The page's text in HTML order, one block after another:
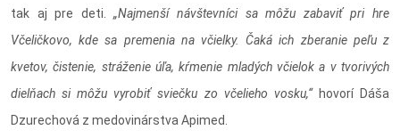
tak aj pre deti.
„Najmenší návštevníci sa môžu zabaviť pri hre
Včeličkovo, kde sa premenia na včielky. Čaká ich zberanie peľu z
kvetov, čistenie, stráženie úľa, kŕmenie mladých včielok a v tvorivých
dielňach si môžu vyrobiť sviečku zo včelieho vosku,“hovorí Dáša
Dzurechová z medovinárstva Apimed.